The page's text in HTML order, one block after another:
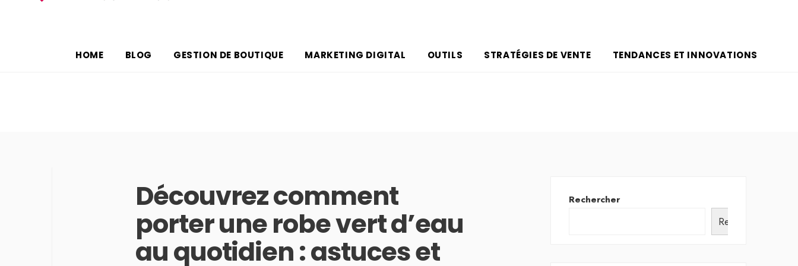
HOME BLOG GESTION DE BOUTIQUE MARKETING DIGITAL OUTILS STRATÉGIES DE VENTE TENDANCES ET INNOVATIONS
Découvrez comment
porter une robe vert d’eau
au quotidien : astuces et
Rechercher
Rechercher